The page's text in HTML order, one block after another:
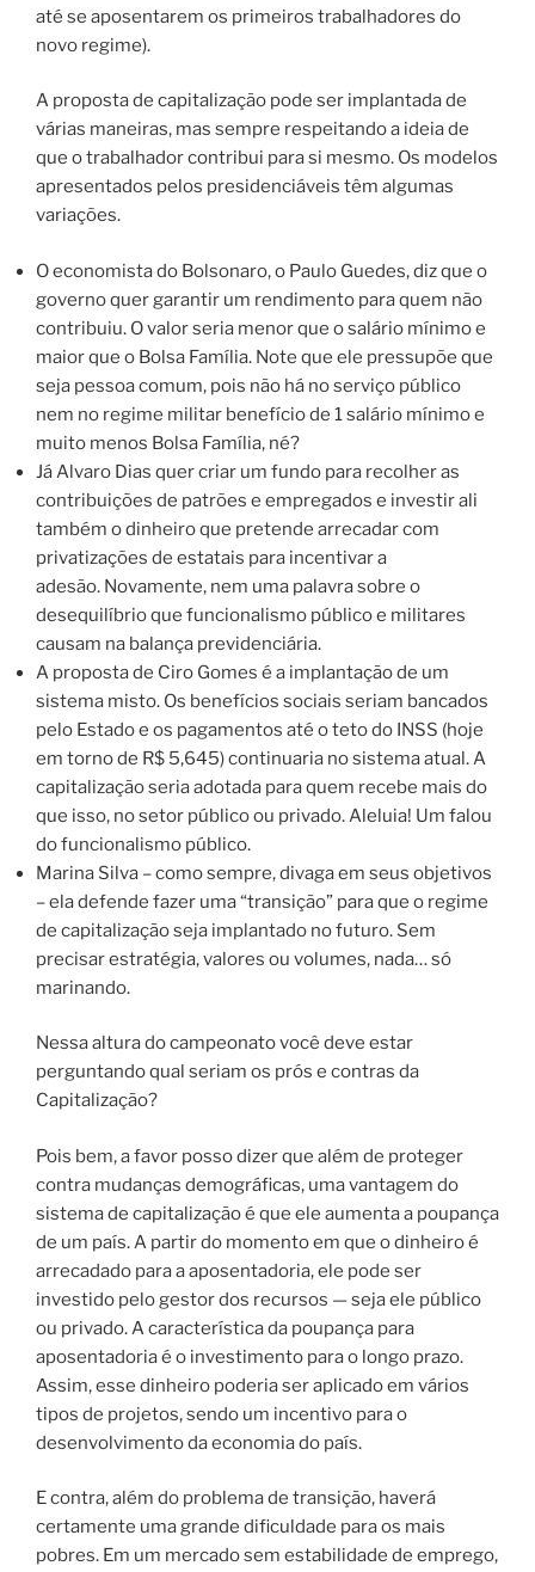
até se aposentarem os primeiros trabalhadores do
novo regime).
A proposta de capitalização pode ser implantada de
várias maneiras, mas sempre respeitando a ideia de
que o trabalhador contribui para si mesmo. Os modelos
apresentados pelos presidenciáveis têm algumas
variações.
O economista do Bolsonaro, o Paulo Guedes, diz que o
governo quer garantir um rendimento para quem não
contribuiu. O valor seria menor que o salário mínimo e
maior que o Bolsa Família. Note que ele pressupõe que
seja pessoa comum, pois não há no serviço público
nem no regime militar benefício de 1 salário mínimo e
muito menos Bolsa Família, né?
Já Alvaro Dias quer criar um fundo para recolher as
contribuições de patrões e empregados e investir ali
também o dinheiro que pretende arrecadar com
privatizações de estatais para incentivar a
adesão. Novamente, nem uma palavra sobre o
desequilíbrio que funcionalismo público e militares
causam na balança previdenciária.
A proposta de Ciro Gomes é a implantação de um
sistema misto. Os benefícios sociais seriam bancados
pelo Estado e os pagamentos até o teto do INSS (hoje
em torno de R$ 5,645) continuaria no sistema atual.A
capitalização seria adotada para quem recebe mais do
que isso, no setor público ou privado.Aleluia! Um falou
do funcionalismo público.
Marina Silva – como sempre, divaga em seus objetivos
– ela defende fazer uma “transição” para que o regime
de capitalização seja implantado no futuro. Sem
precisar estratégia, valores ou volumes, nada… só
marinando.
Nessa altura do campeonato você deve estar
perguntando qual seriam os prós e contras da
Capitalização?
Pois bem, a favor posso dizer que além de proteger
contra mudanças demográficas, uma vantagem do
sistema de capitalização é que ele aumenta a poupança
de um país.A partir do momento em que o dinheiro é
arrecadado para a aposentadoria, ele pode ser
investido pelo gestor dos recursos — seja ele público
ou privado.A característica da poupança para
aposentadoria é o investimento para o longo prazo.
Assim, esse dinheiro poderia ser aplicado em vários
tipos de projetos, sendo um incentivo para o
desenvolvimento da economia do país.
E contra, além do problema de transição, haverá
certamente uma grande dificuldade para os mais
pobres. Em um mercado sem estabilidade de emprego,